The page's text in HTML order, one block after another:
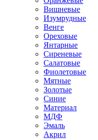
Вишневые
Изумрудные
Венге
Ореховые
Янтарные
Сиреневые
Салатовые
Фиолетовые
Мятные
Золотые
Синие
Материал
МДФ
Эмаль
Акрил